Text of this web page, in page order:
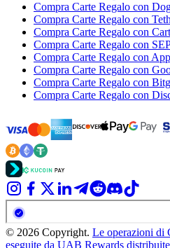
Compra Carte Regalo con
Compra Carte Regalo con
Compra Carte Regalo con
Compra Carte Regalo con
Compra Carte Regalo con
Compra Carte Regalo con
Compra Carte Regalo con
Compra Carte Regalo con
© 2026 Copyright. Le operazioni di
eseguite da UAB Rewards